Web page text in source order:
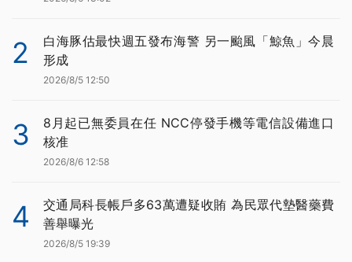
2
白海豚估最快週五發布海警 另一颱風「鯨魚」今晨
形成
2026/8/5 12:50
3
8月起已無委員在任 NCC停發手機等電信設備進口
核准
2026/8/6 12:58
4
交通局科長帳戶多63萬遭疑收賄 為民眾代墊醫藥費
善舉曝光
2026/8/5 19:39